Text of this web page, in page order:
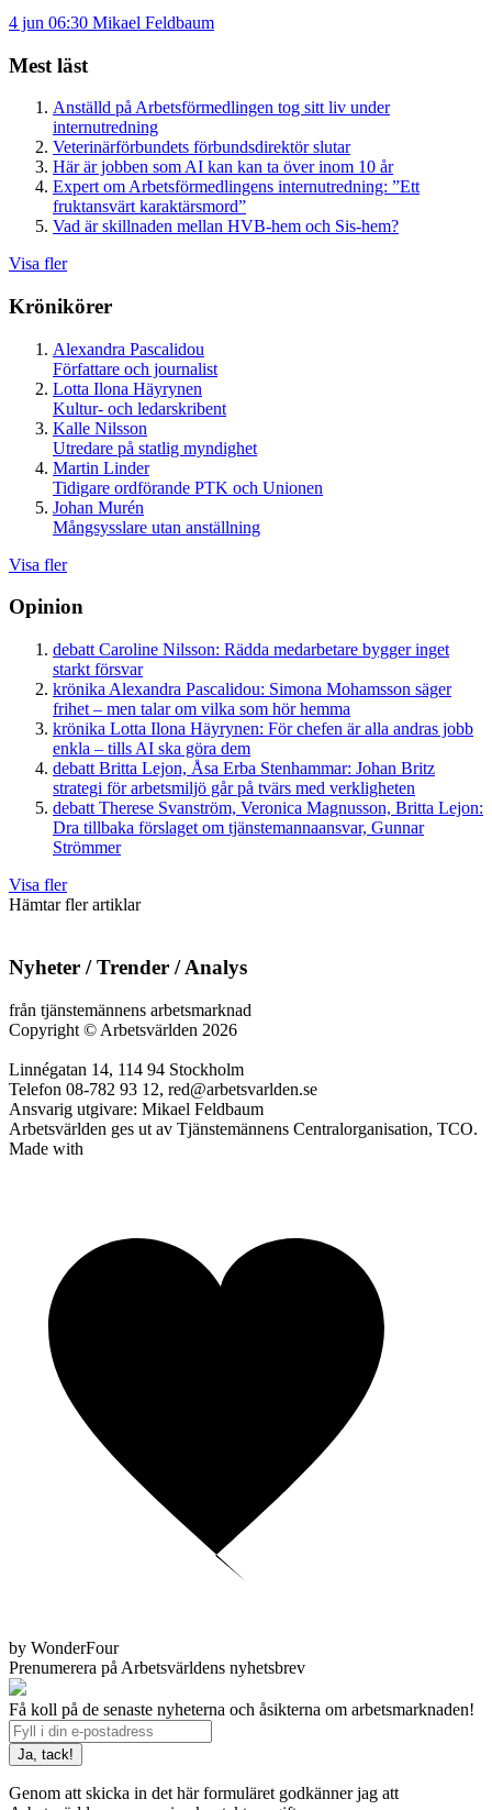
4 jun 06:30 Mikael Feldbaum
Mest läst
Anställd på Arbetsförmedlingen tog sitt liv under
internutredning
Veterinärförbundets förbundsdirektör slutar
Här är jobben som AI kan kan ta över inom 10 år
Expert om Arbetsförmedlingens internutredning: ”Ett
fruktansvärt karaktärsmord”
Vad är skillnaden mellan HVB-hem och Sis-hem?
Visa fler
Krönikörer
Alexandra Pascalidou
Författare och journalist
Lotta Ilona Häyrynen
Kultur- och ledarskribent
Kalle Nilsson
Utredare på statlig myndighet
Martin Linder
Tidigare ordförande PTK och Unionen
Johan Murén
Mångsysslare utan anställning
Visa fler
Opinion
debatt Caroline Nilsson: Rädda medarbetare bygger inget
starkt försvar
krönika Alexandra Pascalidou: Simona Mohamsson säger
frihet – men talar om vilka som hör hemma
krönika Lotta Ilona Häyrynen: För chefen är alla andras jobb
enkla – tills AI ska göra dem
debatt Britta Lejon, Åsa Erba Stenhammar: Johan Britz
strategi för arbetsmiljö går på tvärs med verkligheten
debatt Therese Svanström, Veronica Magnusson, Britta Lejon:
Dra tillbaka förslaget om tjänstemannaansvar, Gunnar
Strömmer
Visa fler
Hämtar fler artiklar
Nyheter / Trender / Analys
från tjänstemännens arbetsmarknad
Copyright © Arbetsvärlden 2026
Linnégatan 14, 114 94 Stockholm
Telefon 08-782 93 12, red@arbetsvarlden.se
Ansvarig utgivare: Mikael Feldbaum
Arbetsvärlden ges ut av Tjänstemännens Centralorganisation, TCO.
Made with
by WonderFour
Prenumerera på Arbetsvärldens nyhetsbrev
Få koll på de senaste nyheterna och åsikterna om arbetsmarknaden!
Genom att skicka in det här formuläret godkänner jag att